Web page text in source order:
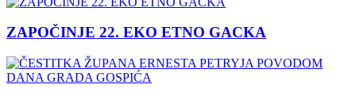
ZAPOČINJE 22. EKO ETNO GACKA